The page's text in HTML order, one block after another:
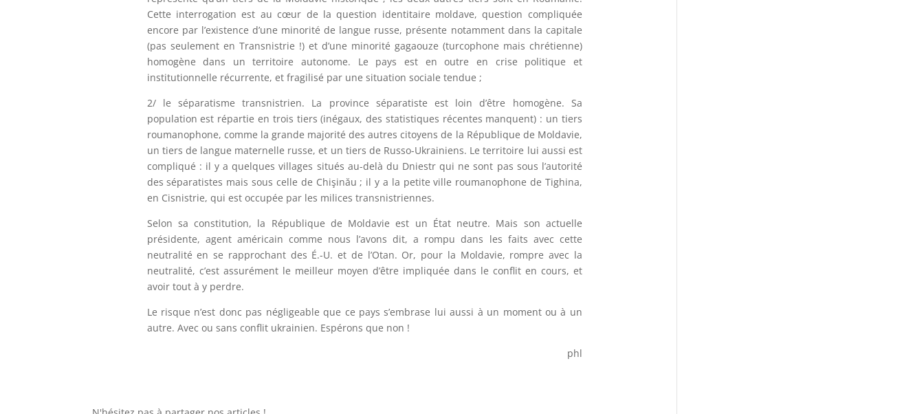
Cette interrogation est au cœur de la question identitaire moldave, question compliquée
encore par l’existence d’une minorité de langue russe, présente notamment dans la capitale
(pas seulement en Transnistrie !) et d’une minorité gagaouze (turcophone mais chrétienne)
homogène dans un territoire autonome. Le pays est en outre en crise politique et
institutionnelle récurrente, et fragilisé par une situation sociale tendue ;
2/ le séparatisme transnistrien. La province séparatiste est loin d’être homogène. Sa
population est répartie en trois tiers (inégaux, des statistiques récentes manquent) : un tiers
roumanophone, comme la grande majorité des autres citoyens de la République de Moldavie,
un tiers de langue maternelle russe, et un tiers de Russo-Ukrainiens. Le territoire lui aussi est
compliqué : il y a quelques villages situés au-delà du Dniestr qui ne sont pas sous l’autorité
des séparatistes mais sous celle de Chişinău ; il y a la petite ville roumanophone de Tighina,
en Cisnistrie, qui est occupée par les milices transnistriennes.
Selon sa constitution, la République de Moldavie est un État neutre. Mais son actuelle
présidente, agent américain comme nous l’avons dit, a rompu dans les faits avec cette
neutralité en se rapprochant des É.-U. et de l’Otan. Or, pour la Moldavie, rompre avec la
neutralité, c’est assurément le meilleur moyen d’être impliquée dans le conflit en cours, et
avoir tout à y perdre.
Le risque n’est donc pas négligeable que ce pays s’embrase lui aussi à un moment ou à un
autre. Avec ou sans conflit ukrainien. Espérons que non !
phl